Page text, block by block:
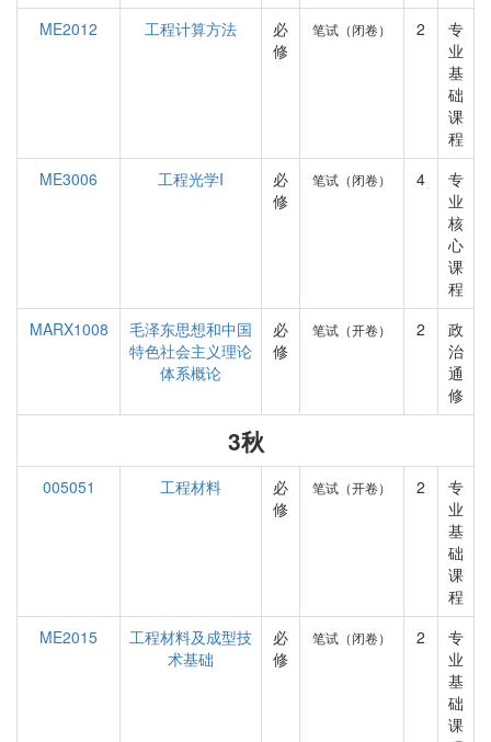
ME2012
工程计算方法
必
修
笔试（闭卷） 2
专
业
基
础
课
程
ME3006
工程光学I
必
修
笔试（闭卷） 4
专
业
核
心
课
程
MARX1008
毛泽东思想和中国
特色社会主义理论
体系概论
必
修
笔试（开卷） 2
政
治
通
修
3秋
005051 工程材料
必
修
笔试（开卷） 2
专
业
基
础
课
程
ME2015
工程材料及成型技
术基础
必
修
笔试（闭卷） 2
专
业
基
础
课